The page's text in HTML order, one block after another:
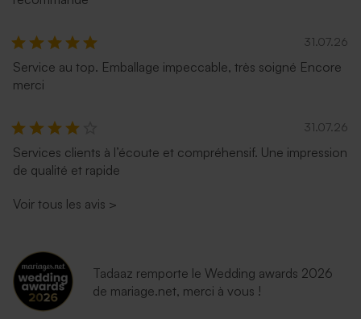
31.07.26
Service au top. Emballage impeccable, très soigné Encore
merci
31.07.26
Services clients à l’écoute et compréhensif. Une impression
de qualité et rapide
Voir tous les avis >
Tadaaz remporte le Wedding awards 2026
de mariage.net, merci à vous !